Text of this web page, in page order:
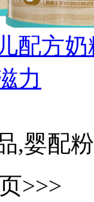
配方
力
,婴配
>>>